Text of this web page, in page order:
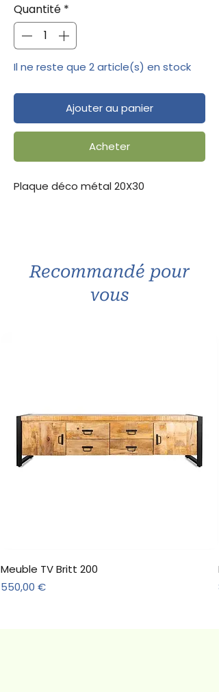
Quantité *
Il ne reste que 2 article(s) en stock
Ajouter au panier
Acheter
Plaque déco métal 20X30
Recommandé pour
vous
Meuble TV Britt 200
Prix
550,00 €